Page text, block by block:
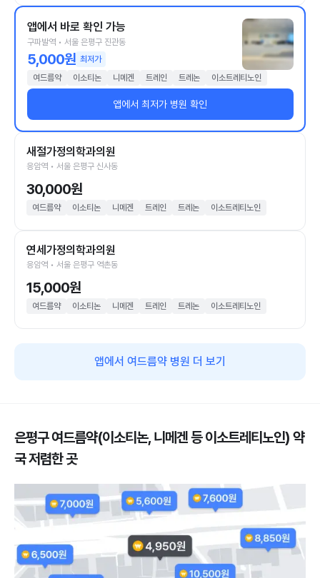
앱에서 바로 확인 가능
구파발역 • 서울 은평구 진관동
5,000원 최저가
여드름약
이소티논 니메겐 트레인 트레논 이소트레티노인
앱에서 최저가 병원 확인
새절가정의학과의원
응암역 • 서울 은평구 신사동
30,000원
여드름약 이소티논 니메겐 트레인 트레논 이소트레티노인
연세가정의학과의원
응암역 • 서울 은평구 역촌동
15,000원
여드름약 이소티논 니메겐 트레인 트레논 이소트레티노인
앱에서 여드름약 병원 더 보기
은평구 여드름약(이소티논, 니메겐 등 이소트레티노인) 약
국 저렴한 곳